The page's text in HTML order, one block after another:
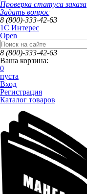
Проверка статуса заказа
Задать вопрос
8 (800)-333-42-63
1C Интерес
Open
8 (800)-333-42-63
Ваша корзина:
0
пуста
Вход
Регистрация
Каталог товаров